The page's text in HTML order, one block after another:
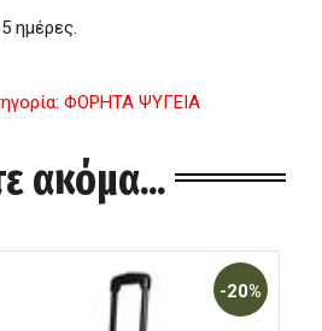
ημέρες.
: ΦΟΡΗΤΑ ΨΥΓΕΙΑ
ακόμα...
-20%